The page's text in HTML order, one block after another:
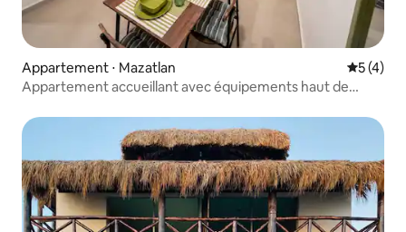
Appartement ⋅ Mazatlan
5 (4)
Appartement accueillant avec équipements haut de